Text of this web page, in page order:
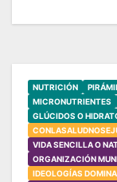
NUTRICIÓN
MICRONUTRIENTES
GLÚCIDOS O
VIDA SENCILLA O
ORGANIZACIÓN
IDEOLOGÍAS